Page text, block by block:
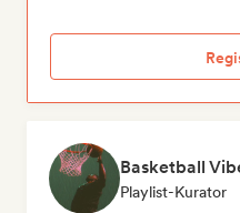
Basketball
Playlist-Kurator